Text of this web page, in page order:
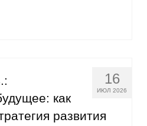
16
ИЮЛ 2026
как
развития